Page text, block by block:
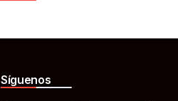
Síguenos